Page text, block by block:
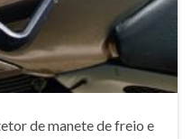
de manete de freio e